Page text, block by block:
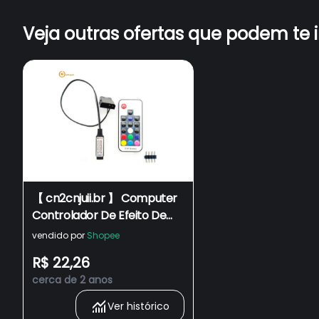
Veja outras ofertas que podem te
【 cn2cnjuii.br 】 Computer
Controlador De Efeito De
Iluminação Do Ventilador ,
Controle De Fio
Equipamento/Remote Com
vendido por Shopee
R$ 22,26
cerca de 2 anos
Ver histórico